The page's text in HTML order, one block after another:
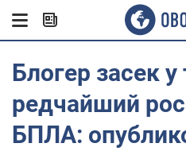
Блогер засек
редчайший
БПЛА: